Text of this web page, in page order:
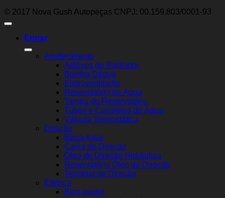
© 2017 Nova Gush Autopeças CNPJ: 00.159.803/0001-93
Entrar
Arrefecimento
Aditivos de Radiador
Bomba Dágua
Eletroventilador
Reservatório de Água
Tampa do Reservatório
Tubos e Cavaletes de Água
Válvula Termostática
Direção
Barra Axial
Caixa de Direção
Óleo de Direção Hidráulica
Reservatório Óleo de Direção
Terminal de Direção
Elétrica
Bico Injetor